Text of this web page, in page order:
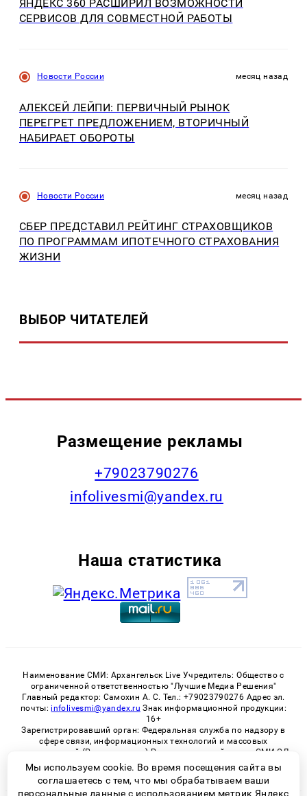
ЯНДЕКС 360 РАСШИРИЛ ВОЗМОЖНОСТИ
СЕРВИСОВ ДЛЯ СОВМЕСТНОЙ РАБОТЫ
Новости России месяц назад
АЛЕКСЕЙ ЛЕЙПИ: ПЕРВИЧНЫЙ РЫНОК
ПЕРЕГРЕТ ПРЕДЛОЖЕНИЕМ, ВТОРИЧНЫЙ
НАБИРАЕТ ОБОРОТЫ
Новости России месяц назад
СБЕР ПРЕДСТАВИЛ РЕЙТИНГ СТРАХОВЩИКОВ
ПО ПРОГРАММАМ ИПОТЕЧНОГО СТРАХОВАНИЯ
ЖИЗНИ
ВЫБОР ЧИТАТЕЛЕЙ
Размещение рекламы
+79023790276
infolivesmi@yandex.ru
Наша статистика
Наименование СМИ: Архангельск Live Учредитель: Общество с
ограниченной ответственностью "Лучшие Медиа Решения"
Главный редактор: Самохин А. С. Тел.: +79023790276 Адрес эл.
почты: infolivesmi@yandex.ru Знак информационной продукции:
16+
Зарегистрировавший орган: Федеральная служба по надзору в
сфере связи, информационных технологий и массовых
коммуникаций (Роскомнадзор) Регистрационный номер СМИ ЭЛ
№ ФС 77 - 82533 от 21.01.2022
Мы используем cookie. Во время посещения сайта вы
соглашаетесь с тем, что мы обрабатываем ваши
персональные данные с использованием метрик Яндекс